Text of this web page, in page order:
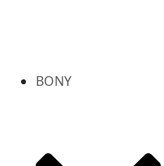
BONY